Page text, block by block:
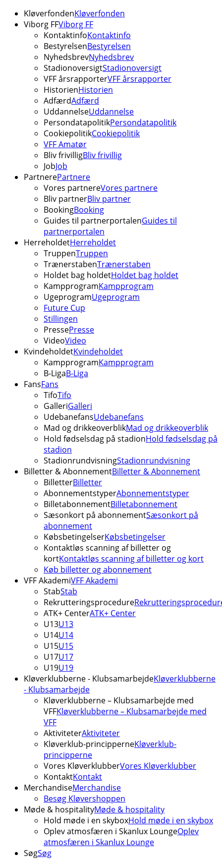
KløverfondenKløverfonden
Viborg FFViborg FF
KontaktinfoKontaktinfo
BestyrelsenBestyrelsen
NyhedsbrevNyhedsbrev
StadionoversigtStadionoversigt
VFF årsrapporterVFF årsrapporter
HistorienHistorien
AdfærdAdfærd
UddannelseUddannelse
PersondatapolitikPersondatapolitik
CookiepolitikCookiepolitik
VFF Amatør
Bliv frivilligBliv frivillig
JobJob
PartnerePartnere
Vores partnereVores partnere
Bliv partnerBliv partner
BookingBooking
Guides til partnerportalenGuides til
partnerportalen
HerreholdetHerreholdet
TruppenTruppen
TrænerstabenTrænerstaben
Holdet bag holdetHoldet bag holdet
KampprogramKampprogram
UgeprogramUgeprogram
Future Cup
Stillingen
PressePresse
VideoVideo
KvindeholdetKvindeholdet
KampprogramKampprogram
B-LigaB-Liga
FansFans
TifoTifo
GalleriGalleri
UdebanefansUdebanefans
Mad og drikkeoverblikMad og drikkeoverblik
Hold fødselsdag på stadionHold fødselsdag på
stadion
StadionrundvisningStadionrundvisning
Billetter & AbonnementBilletter & Abonnement
BilletterBilletter
AbonnementstyperAbonnementstyper
BilletabonnementBilletabonnement
Sæsonkort på abonnementSæsonkort på
abonnement
KøbsbetingelserKøbsbetingelser
Kontaktløs scanning af billetter og
kortKontaktløs scanning af billetter og kort
Køb billetter og abonnement
VFF AkademiVFF Akademi
StabStab
Rekrutteringsprocedure
ATK+ CenterATK+ Center
U13U13
U14U14
U15U15
U17U17
U19U19
Kløverklubberne - KlubsamarbejdeKløverklubberne
- Klubsamarbejde
Kløverklubberne – Klubsamarbejde med
VFFKløverklubberne – Klubsamarbejde med
VFF
AktiviteterAktiviteter
Kløverklub-principperneKløverklub-
principperne
Vores KløverklubberVores Kløverklubber
KontaktKontakt
MerchandiseMerchandise
Besøg Kløvershoppen
Møde & hospitalityMøde & hospitality
Hold møde i en skyboxHold møde i en skybox
Oplev atmosfæren i Skanlux LoungeOplev
atmosfæren i Skanlux Lounge
SøgSøg